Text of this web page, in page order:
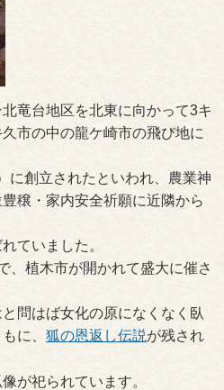
竜台地区を北東に向かって3キ
市の中の龍ケ崎市の飛び地に
に創立されたといわれ、農業神
穣・家内安全祈願に近隣から
ていました。
、植木市が開かれて盛大に催さ
問はば女化の原になくなく臥
に、 狐の恩返し伝説が残され
が祀られています。